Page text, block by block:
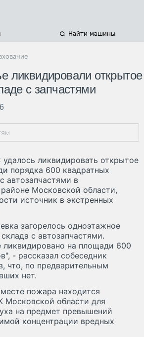
Найти машины
ликвидировали открытое
с запчастями
ликвидировать открытое
порядка 600 квадратных
автозапчастями в
Московской области,
источник в экстренных
загорелось одноэтажное
с автозапчастями.
ликвидировано на площади 600
- рассказал собеседник
что, по предварительным
нет.
пожара находится
Московской области для
на предмет превышений
концентрации вредных